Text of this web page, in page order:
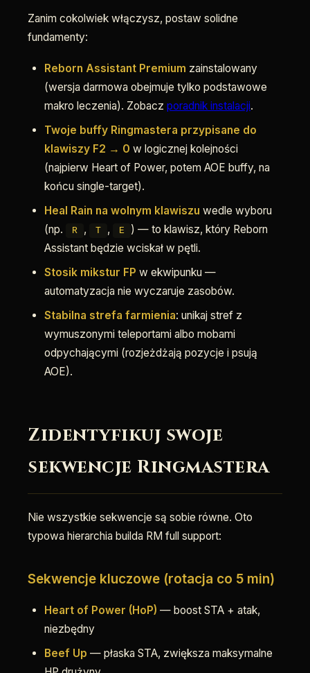
Zanim cokolwiek włączysz, postaw solidne
fundamenty:
Reborn Assistant Premium zainstalowany
(wersja darmowa obejmuje tylko podstawowe
makro leczenia). Zobacz poradnik instalacji.
Twoje buffy Ringmastera przypisane do
klawiszy F2 → 0 w logicznej kolejności
(najpierw Heart of Power, potem AOE buffy, na
końcu single-target).
Heal Rain na wolnym klawiszu wedle wyboru
(np.
R , T , E
) — to klawisz, który Reborn
Assistant będzie wciskał w pętli.
Stosik mikstur FP w ekwipunku —
automatyzacja nie wyczaruje zasobów.
Stabilna strefa farmienia: unikaj stref z
wymuszonymi teleportami albo mobami
odpychającymi (rozjeżdżają pozycje i psują
AOE).
Zidentyfikuj swoje
sekwencje Ringmastera
Nie wszystkie sekwencje są sobie równe. Oto
typowa hierarchia builda RM full support:
Sekwencje kluczowe (rotacja co 5 min)
Heart of Power (HoP) — boost STA + atak,
niezbędny
Beef Up — płaska STA, zwiększa maksymalne